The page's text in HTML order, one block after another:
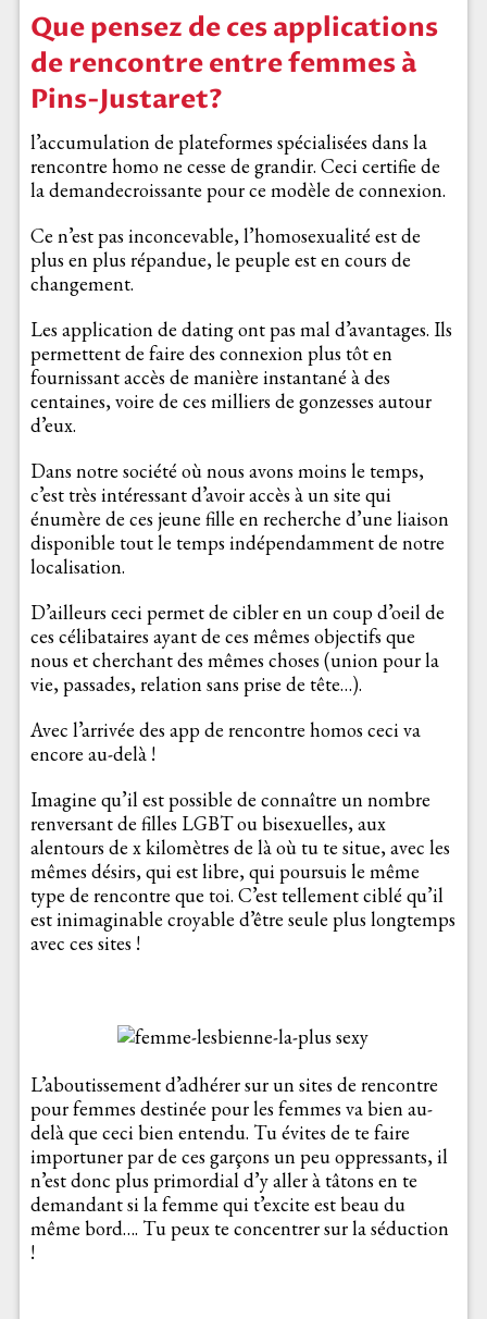
Que pensez de ces applications
de rencontre entre femmes à
Pins-Justaret?
l’accumulation de plateformes spécialisées dans la
rencontre homo ne cesse de grandir. Ceci certifie de
la demandecroissante pour ce modèle de connexion.
Ce n’est pas inconcevable, l’homosexualité est de
plus en plus répandue, le peuple est en cours de
changement.
Les application de dating ont pas mal d’avantages. Ils
permettent de faire des connexion plus tôt en
fournissant accès de manière instantané à des
centaines, voire de ces milliers de gonzesses autour
d’eux.
Dans notre société où nous avons moins le temps,
c’est très intéressant d’avoir accès à un site qui
énumère de ces jeune fille en recherche d’une liaison
disponible tout le temps indépendamment de notre
localisation.
D’ailleurs ceci permet de cibler en un coup d’oeil de
ces célibataires ayant de ces mêmes objectifs que
nous et cherchant des mêmes choses (union pour la
vie, passades, relation sans prise de tête…).
Avec l’arrivée des app de rencontre homos ceci va
encore au-delà !
Imagine qu’il est possible de connaître un nombre
renversant de filles LGBT ou bisexuelles, aux
alentours de x kilomètres de là où tu te situe, avec les
mêmes désirs, qui est libre, qui poursuis le même
type de rencontre que toi. C’est tellement ciblé qu’il
est inimaginable croyable d’être seule plus longtemps
avec ces sites !
L’aboutissement d’adhérer sur un sites de rencontre
pour femmes destinée pour les femmes va bien au-
delà que ceci bien entendu. Tu évites de te faire
importuner par de ces garçons un peu oppressants, il
n’est donc plus primordial d’y aller à tâtons en te
demandant si la femme qui t’excite est beau du
même bord…. Tu peux te concentrer sur la séduction
!